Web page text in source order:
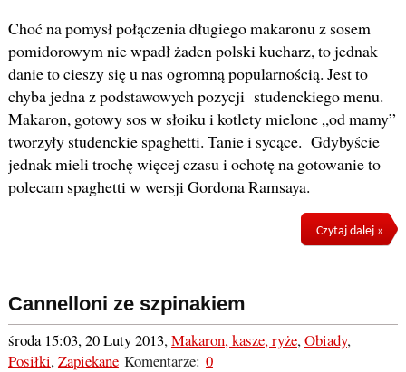
Choć na pomysł połączenia długiego makaronu z sosem
pomidorowym nie wpadł żaden polski kucharz, to jednak
danie to cieszy się u nas ogromną popularnością. Jest to
chyba jedna z podstawowych pozycji studenckiego menu.
Makaron, gotowy sos w słoiku i kotlety mielone „od mamy”
tworzyły studenckie spaghetti. Tanie i sycące. Gdybyście
jednak mieli trochę więcej czasu i ochotę na gotowanie to
polecam spaghetti w wersji Gordona Ramsaya.
Czytaj dalej »
Cannelloni ze szpinakiem
środa 15:03, 20 Luty 2013,Makaron, kasze, ryże,Obiady,
Posiłki,ZapiekaneKomentarze: 0